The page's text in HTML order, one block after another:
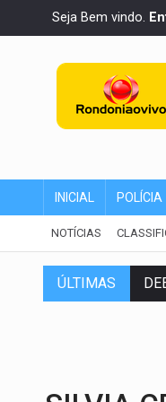
Seja Bem vindo.
INICIAL POLÍCIA
NOTÍCIAS
ÚLTIMAS